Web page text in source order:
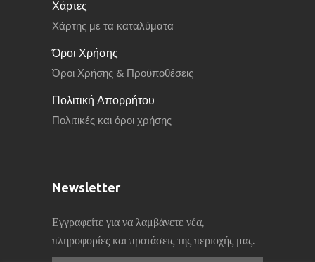
Χάρτες
Χάρτης με τα καταλύματα
Όροι Χρήσης
Όροι Χρήσης & Προϋποθέσεις
Πολιτική Απορρήτου
Πολιτικές και όροι χρήσης
Newsletter
Εγγραφείτε για να λαμβάνετε νέα,
πληροφορίες και προτάσεις της περιοχής μας.